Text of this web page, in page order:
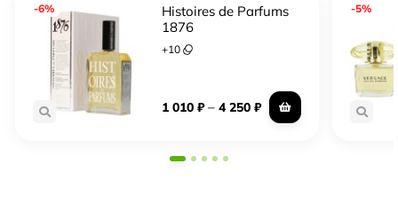
-6%
Histoires de Parfums
1876
+10
1 010₽–4 250₽
-5%